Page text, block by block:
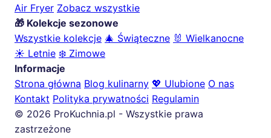
Air Fryer Zobacz wszystkie
🎁 Kolekcje sezonowe
Wszystkie kolekcje 🎄 Świąteczne 🐰 Wielkanocne
☀️ Letnie ❄️ Zimowe
Informacje
Strona główna Blog kulinarny 💖 Ulubione O nas
Kontakt Polityka prywatności Regulamin
© 2026 ProKuchnia.pl - Wszystkie prawa
zastrzeżone